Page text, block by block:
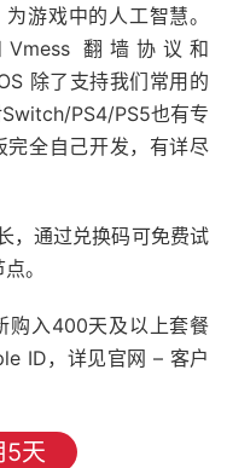
游戏中的人工智慧。
Vmess 翻墙协议和
除了支持我们常用的
PS4/PS5也有专
完全自己开发，有详尽
，通过兑换码可免费试
。
购入400天及以上套餐
ID，详见官网 – 客户
5天